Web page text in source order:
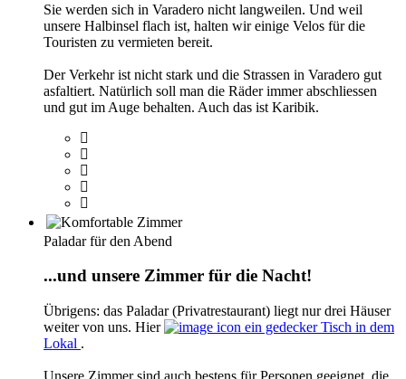
Sie werden sich in Varadero nicht langweilen. Und weil
unsere Halbinsel flach ist, halten wir einige Velos für die
Touristen zu vermieten bereit.
Der Verkehr ist nicht stark und die Strassen in Varadero gut
asfaltiert. Natürlich soll man die Räder immer abschliessen
und gut im Auge behalten. Auch das ist Karibik.
Paladar für den Abend
...und unsere Zimmer für die Nacht!
Übrigens: das Paladar (Privatrestaurant) liegt nur drei Häuser
weiter von uns. Hier
ein gedecker Tisch in dem
Lokal .
Unsere Zimmer sind auch bestens für Personen geeignet, die